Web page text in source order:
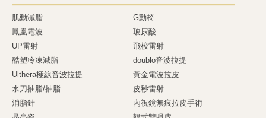
肌動減脂
G動椅
鳳凰電波
玻尿酸
UP雷射
飛梭雷射
酷塑冷凍減脂
doublo音波拉提
Ulthera極線音波拉提
黃金電波拉皮
水刀抽脂/抽脂
皮秒雷射
消脂針
內視鏡無痕拉皮手術